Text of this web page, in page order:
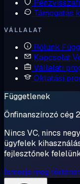
Támogatás
VÁLLALAT
Rólunk
Kapcsolat
Vállalati
Oktatási
Függetlenek
Önfinanszírozó cég
Nincs VC, nincs
ügyfelek
fejlesztőnek
Ismerje meg